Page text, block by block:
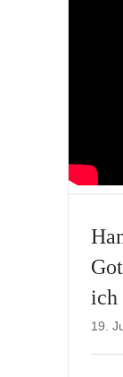
ich
19.